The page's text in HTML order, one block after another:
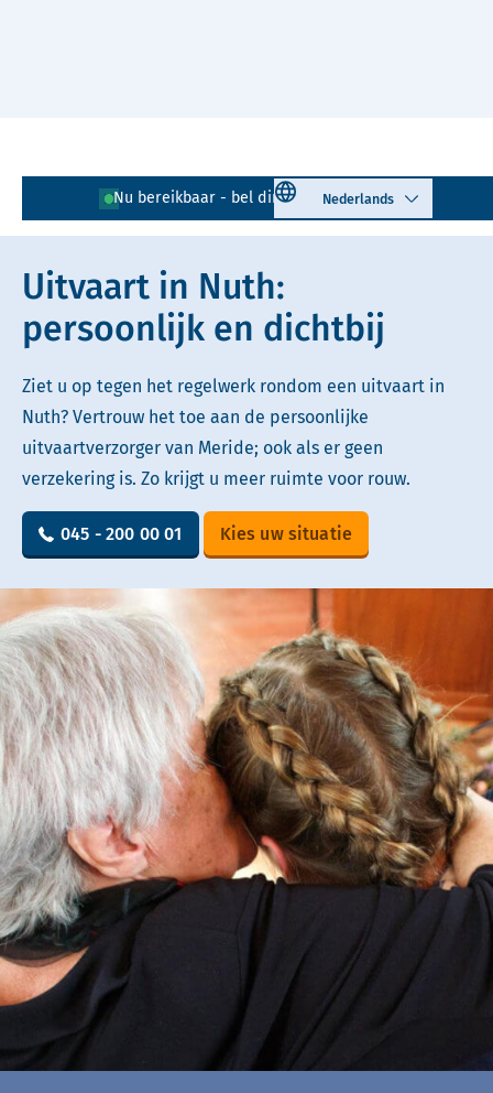
Nu bereikbaar - bel direct! 045 - 200 00 01
Select language
Lees voor Uitleg woorden
Simpele tekst
Uitvaart in Nuth:
persoonlijk en dichtbij
Ziet u op tegen het regelwerk rondom een uitvaart in
Nuth? Vertrouw het toe aan de persoonlijke
uitvaartverzorger van Meride; ook als er geen
verzekering is. Zo krijgt u meer ruimte voor rouw.
045 - 200 00 01 Kies uw situatie